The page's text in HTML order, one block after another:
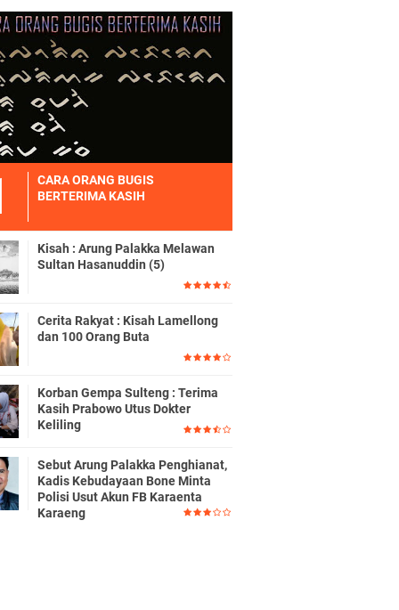
CARA ORANG BUGIS
BERTERIMA KASIH
Kisah : Arung Palakka Melawan
Sultan Hasanuddin (5)
Cerita Rakyat : Kisah Lamellong
dan 100 Orang Buta
Korban Gempa Sulteng : Terima
Kasih Prabowo Utus Dokter
Keliling
Sebut Arung Palakka Penghianat,
Kadis Kebudayaan Bone Minta
Polisi Usut Akun FB Karaenta
Karaeng